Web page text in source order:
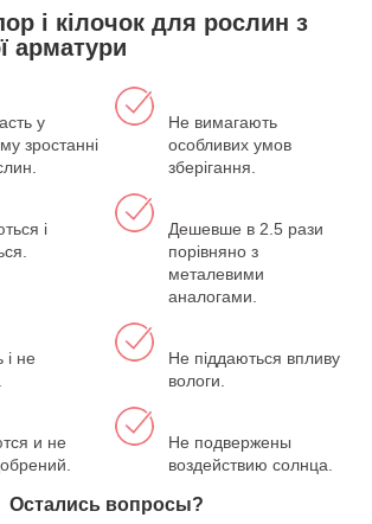
і кілочок для рослин з
арматури
у
зростанні
Не вимагають
особливих умов
зберігання.
і
Дешевше в 2.5 рази
порівняно з
металевими
аналогами.
і не
Не піддаються впливу
вологи.
и не
Не подвержены
воздействию солнца.
Остались вопросы?